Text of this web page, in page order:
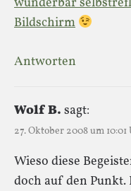
Bildschirm
Antworten
Wolf B. sagt:
27. Oktober 2008 um 10:01
Wieso diese
doch auf den Punkt.